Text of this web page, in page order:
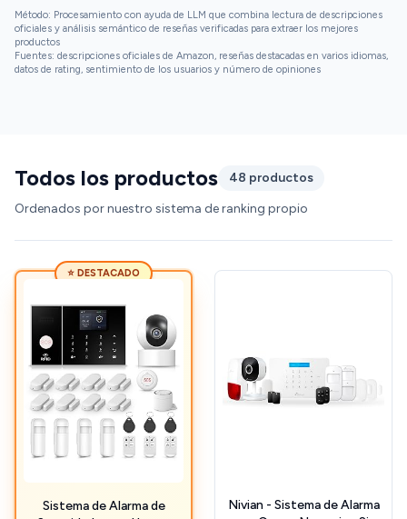
Método: Procesamiento con ayuda de LLM que combina lectura de descripciones
oficiales y análisis semántico de reseñas verificadas para extraer los mejores
productos
Fuentes: descripciones oficiales de Amazon, reseñas destacadas en varios idiomas,
datos de rating, sentimiento de los usuarios y número de opiniones
Todos los productos
48 productos
Ordenados por nuestro sistema de ranking propio
⭐ DESTACADO
Sistema de Alarma de
Nivian - Sistema de Alarma